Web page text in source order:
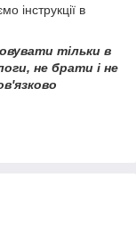
інструкції в
тільки в
не брати і не